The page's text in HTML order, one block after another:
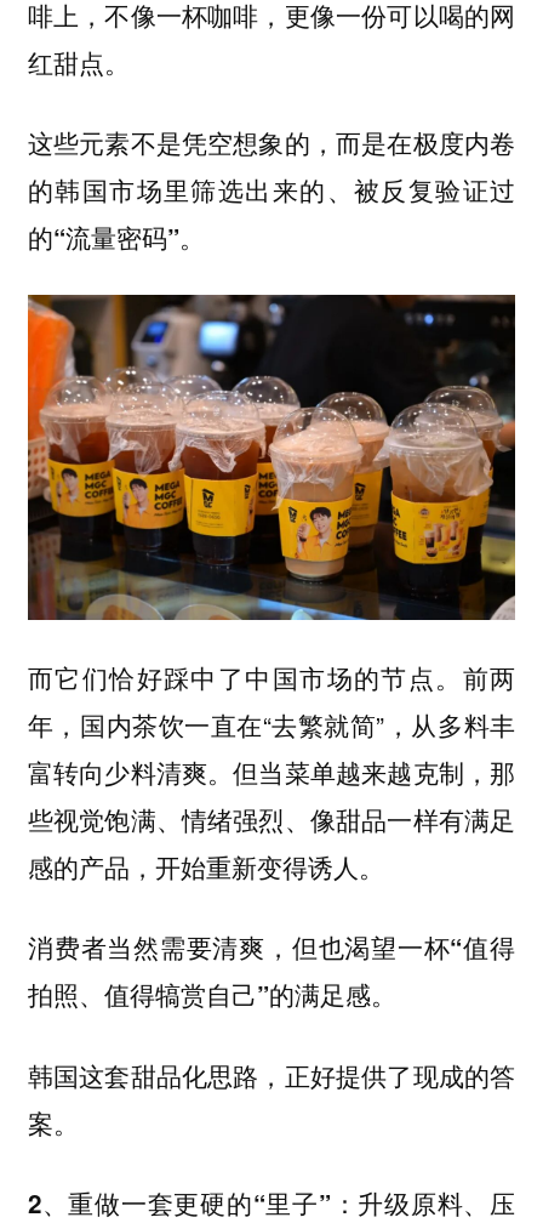
啡上，不像一杯咖啡，更像一份可以喝的网
红甜点。
这些元素不是凭空想象的，而是在极度内卷
的韩国市场里筛选出来的、 被反复验证过
的“流量密码”。
而它们恰好踩中了中国市场的节点。前两
年，国内茶饮一直在“去繁就简”，从多料丰
富转向少料清爽。但当菜单越来越克制，那
些视觉饱满、情绪强烈、像甜品一样有满足
感的产品，开始重新变得诱人。
消费者当然需要清爽，但也渴望一杯“值得
拍照、值得犒赏自己”的满足感。
韩国这套甜品化思路，正好提供了现成的答
案。
2、重做一套更硬的“里子”：升级原料、压